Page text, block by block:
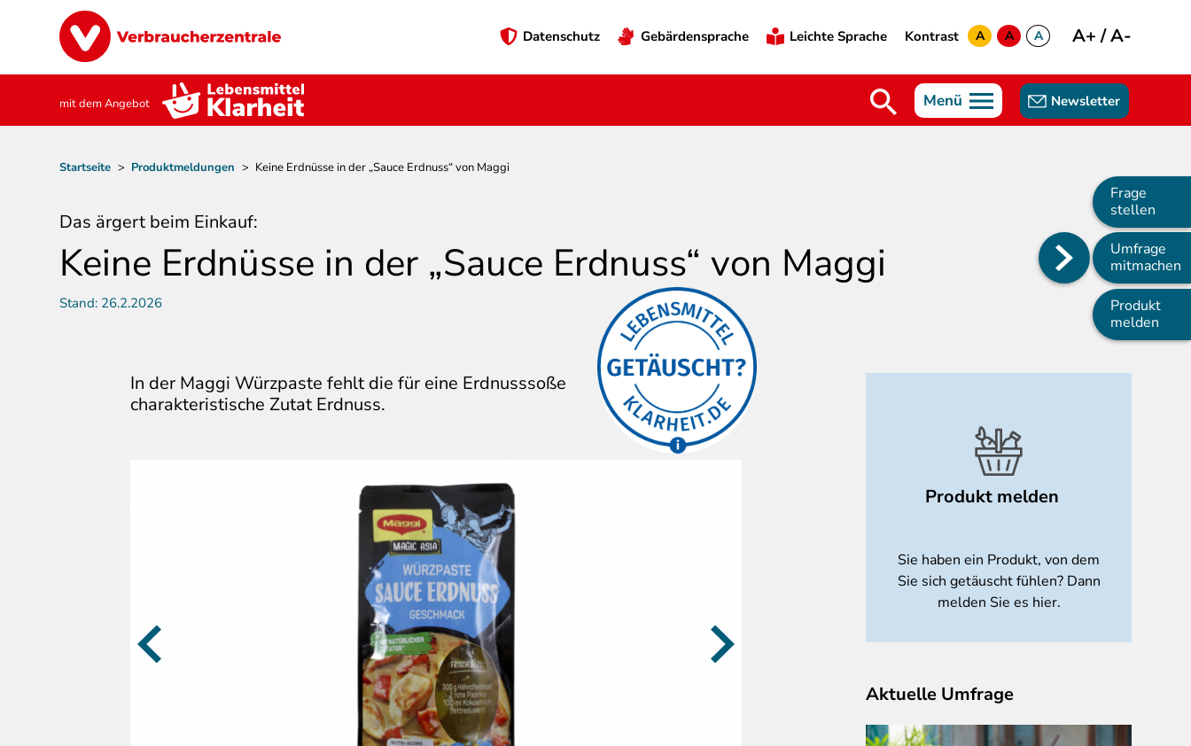
Image
Preheader
Datenschutz Gebärdensprache Leichte Sprache Kontrast
A
A
A
A+/A-
mit dem Angebot Menü Newsletter
Pfadnavigation
Startseite > Produktmeldungen > Keine Erdnüsse in der „Sauce Erdnuss“ von Maggi
Main
navigation
Frage
stellen
Umfrage
mitmachen
Produkt
melden
Das ärgert beim Einkauf:
Keine Erdnüsse in der „Sauce Erdnuss“ von Maggi
Stand: 26.2.2026
In der Maggi Würzpaste fehlt die für eine Erdnusssoße
charakteristische Zutat Erdnuss.
Über diese
Aussagen/Bilder ärgern
sich Verbraucher:innen.
Produkt melden
Sie haben ein Produkt, von dem
Sie sich getäuscht fühlen? Dann
melden Sie es hier.
Aktuelle Umfrage